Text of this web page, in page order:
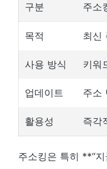
구분 주소
목적 최신
사용 방식 키워
업데이트 주소
활용성 즉각
주소킹은 특히 **“